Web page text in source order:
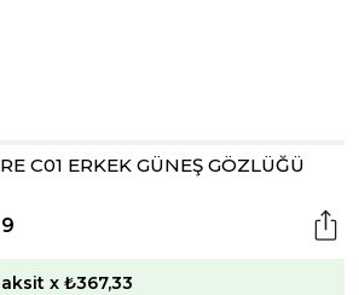
C01 ERKEK GÜNEŞ GÖZLÜĞÜ
x ₺367,33